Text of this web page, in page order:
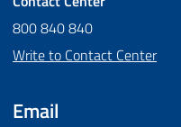
800 840 840
Write to Contact Center
Email